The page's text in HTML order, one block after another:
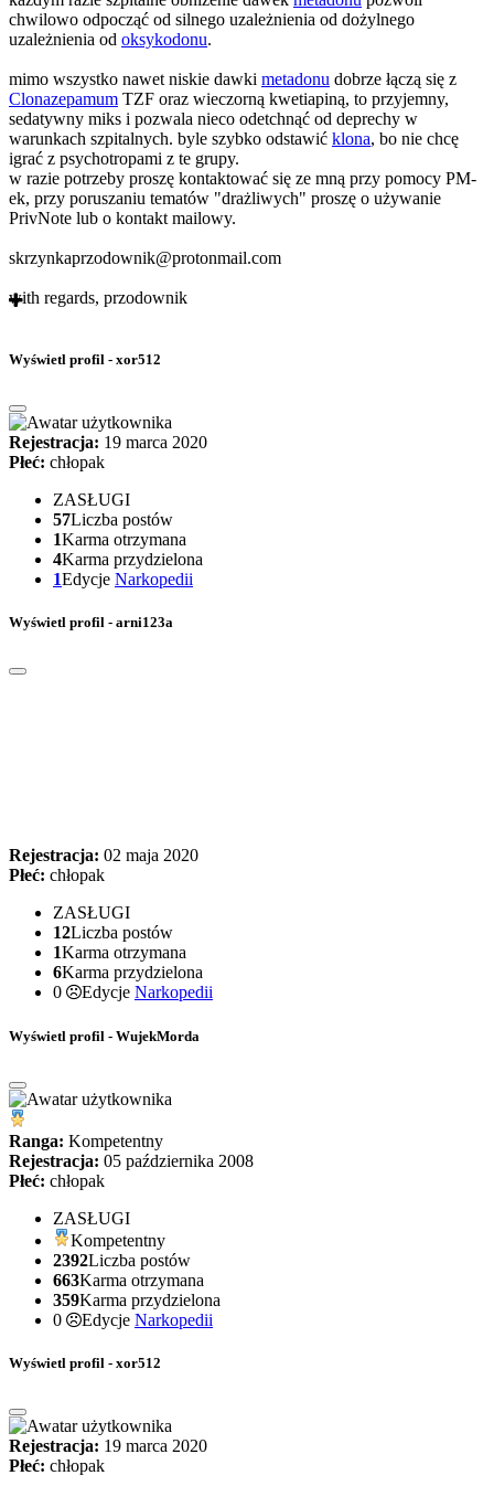
chwilowo odpocząć od silnego uzależnienia od dożylnego
uzależnienia od oksykodonu.
mimo wszystko nawet niskie dawki metadonu dobrze łączą się z
Clonazepamum TZF oraz wieczorną kwetiapiną, to przyjemny,
sedatywny miks i pozwala nieco odetchnąć od deprechy w
warunkach szpitalnych. byle szybko odstawić klona, bo nie chcę
igrać z psychotropami z te grupy.
w razie potrzeby proszę kontaktować się ze mną przy pomocy PM-
ek, przy poruszaniu tematów "drażliwych" proszę o używanie
PrivNote lub o kontakt mailowy.
skrzynkaprzodownik@protonmail.com
with regards, przodownik
Wyświetl profil - xor512
Rejestracja: 19 marca 2020
Płeć: chłopak
ZASŁUGI
57Liczba postów
1Karma otrzymana
4Karma przydzielona
1Edycje Narkopedii
Wyświetl profil - arni123a
Rejestracja: 02 maja 2020
Płeć: chłopak
ZASŁUGI
12Liczba postów
1Karma otrzymana
6Karma przydzielona
0
Edycje Narkopedii
Wyświetl profil - WujekMorda
Ranga: Kompetentny
Rejestracja: 05 października 2008
Płeć: chłopak
ZASŁUGI
Kompetentny
2392Liczba postów
663Karma otrzymana
359Karma przydzielona
0
Edycje Narkopedii
Wyświetl profil - xor512
Rejestracja: 19 marca 2020
Płeć: chłopak